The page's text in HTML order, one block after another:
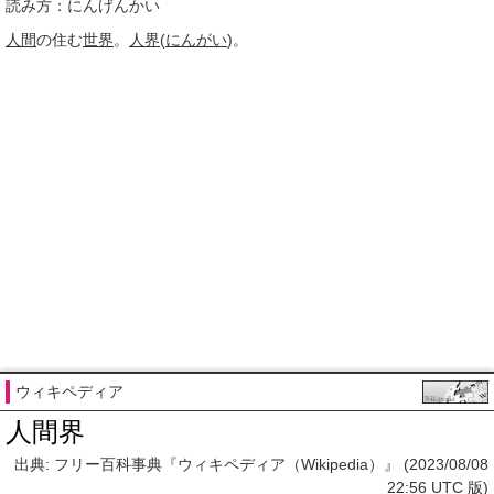
読み方：にんげんかい
人間の住む世界。 人界(にんがい)。
ウィキペディア
人間界
出典: フリー百科事典『ウィキペディア（Wikipedia）』 (2023/08/08
22:56 UTC 版)